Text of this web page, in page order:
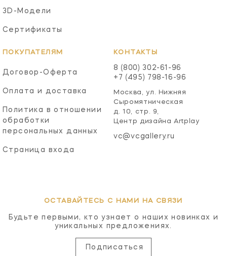
3D-Модели
Сертификаты
ПОКУПАТЕЛЯМ
Договор-Оферта
Оплата и доставка
Политика в отношении
обработки
персональных данных
Страница входа
КОНТАКТЫ
8 (800) 302-61-96
+7 (495) 798-16-96
Москва, ул. Нижняя
Сыромятническая
д. 10, стр. 9,
Центр дизайна Artplay
vc@vcgallery.ru
ОСТАВАЙТЕСЬ С НАМИ НА СВЯЗИ
Будьте первыми, кто узнает о наших новинках и
уникальных предложениях.
Подписаться